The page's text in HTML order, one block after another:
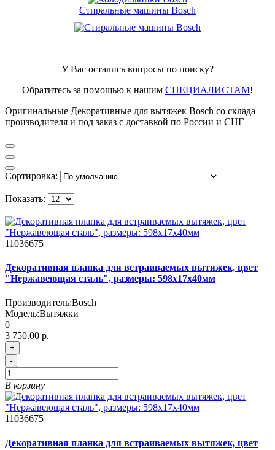
Стиральные машины Bosch
У Вас остались вопросы по поиску?
Обратитесь за помощью к нашим СПЕЦИАЛИСТАМ!
Оригинальные Декоративные для вытяжек Bosch со склада
производителя и под заказ с доставкой по России и СНГ
Сортировка:
Показать:
11036675
Декоративная планка для встраиваемых вытяжек, цвет
"Нержавеющая сталь", размеры: 598x17x40мм
Производитель:Bosch
Модель:Вытяжки
0
3 750.00 р.
+
-
В корзину
11036675
Декоративная планка для встраиваемых вытяжек, цвет